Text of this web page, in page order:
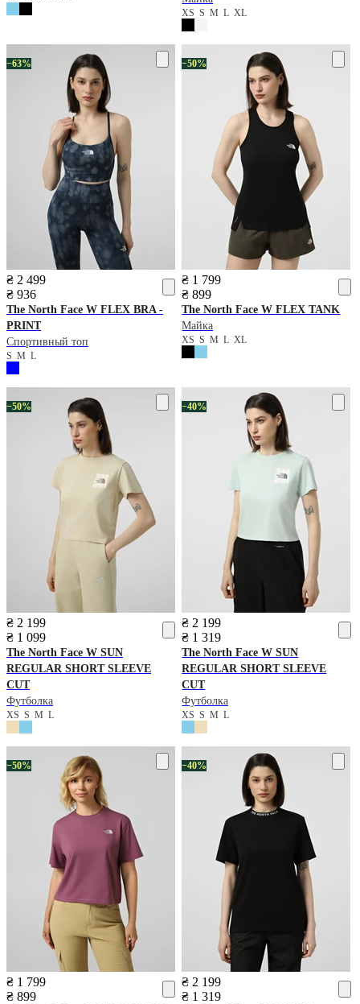
XSSMLXL
−63%
₴ 2 499
₴ 936
The North Face W FLEX BRA -
PRINT
Спортивный топ
S M L
−50%
₴ 1 799
₴ 899
The North Face W FLEX TANK
Майка
XSSMLXL
−50%
₴ 2 199
₴ 1 099
The North Face W SUN
REGULAR SHORT SLEEVE
CUT
Футболка
XS S M L
−40%
₴ 2 199
₴ 1 319
The North Face W SUN
REGULAR SHORT SLEEVE
CUT
Футболка
XSSML
−50%
₴ 1 799
₴ 899
−40%
₴ 2 199
₴ 1 319